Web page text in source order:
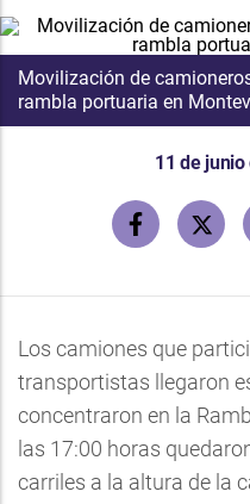
Movilización de
rambla portuaria en
11 de
Los camiones que
transportistas llegaron
concentraron en la
las 17:00 horas
carriles a la altura de la